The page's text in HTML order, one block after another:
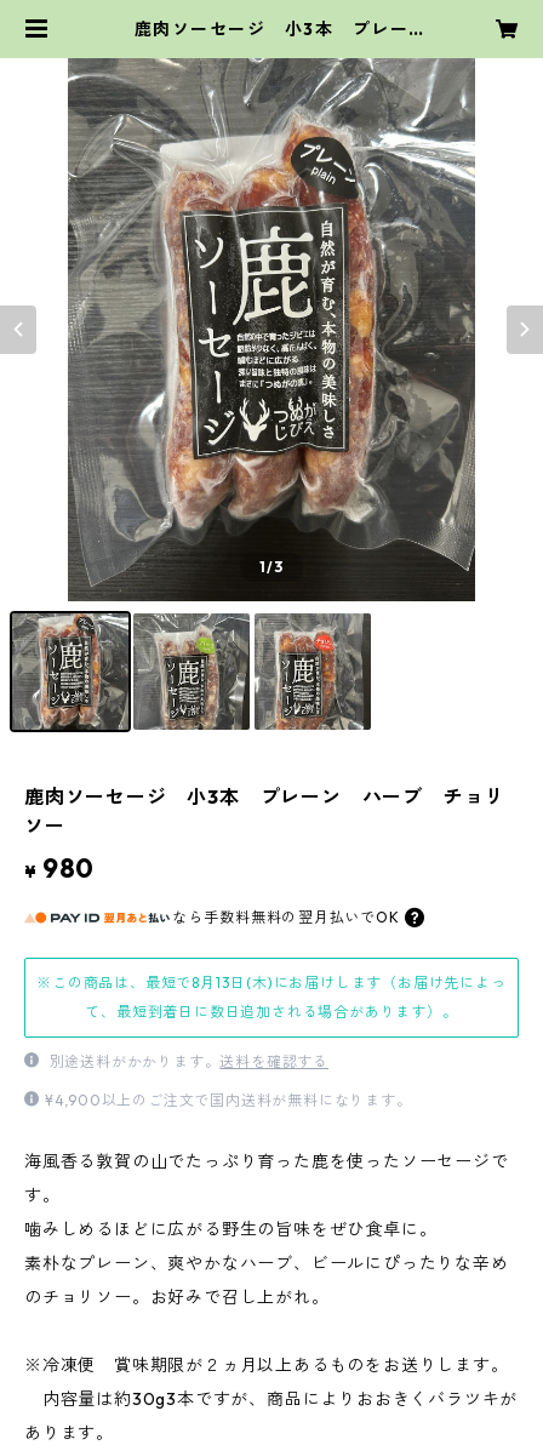
鹿肉ソーセージ 小3本 プレー
gibier
1/3
鹿肉ソーセージ 小3本 プレーン ハーブ チョリ
ソー
¥ 980
なら 手数料無料の 翌月払いでOK
※この商品は、最短で8月13日(木)にお届けします（お届け先によっ
て、最短到着日に数日追加される場合があります）。
別途送料がかかります。送料を確認する
¥4,900以上のご注文で国内送料が無料になります。
海風香る敦賀の山でたっぷり育った鹿を使ったソーセージで
す。
噛みしめるほどに広がる野生の旨味をぜひ食卓に。
素朴なプレーン、爽やかなハーブ、ビールにぴったりな辛め
のチョリソー。お好みで召し上がれ。
※冷凍便 賞味期限が２ヵ月以上あるものをお送りします。
内容量は約30g3本ですが、商品によりおおきくバラツキが
あります。